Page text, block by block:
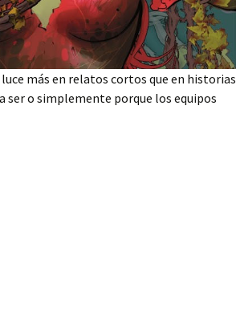
más en relatos cortos que en historias
ser o simplemente porque los equipos